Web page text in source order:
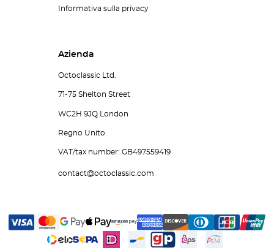
Informativa sulla privacy
Azienda
Octoclassic Ltd.
71-75 Shelton Street
WC2H 9JQ London
Regno Unito
VAT/tax number: GB497559419
contact@octoclassic.com